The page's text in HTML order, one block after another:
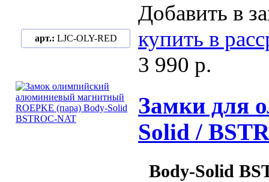
арт.: LJC-OLY-RED
Добавить в
купить в
3 990 р.
Замки для
Solid /
Body-Solid